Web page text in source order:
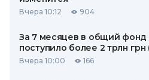
Вчера 10:12 904
За 7 месяцев в общий
поступило более 2 трлн
Вчера 10:00 166